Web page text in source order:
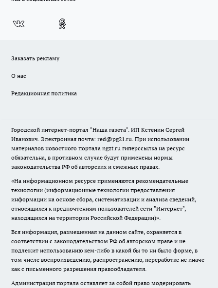
Заказать рекламу
О нас
Редакционная политика
Городской интернет-портал "Наша газета". ИП Кстенин Сергей
Иванович. Электронная почта: red@pg21.ru. При использовании
материалов новостного портала ngzt.ru гиперссылка на ресурс
обязательна, в противном случае будут применены нормы
законодательства РФ об авторских и смежных правах.
«На информационном ресурсе применяются рекомендательные
технологии (информационные технологии предоставления
информации на основе сбора, систематизации и анализа сведений,
относящихся к предпочтениям пользователей сети "Интернет",
находящихся на территории Российской Федерации)».
Вся информация, размещенная на данном сайте, охраняется в
соответствии с законодательством РФ об авторском праве и не
подлежит использованию кем-либо в какой бы то ни было форме, в
том числе воспроизведению, распространению, переработке не иначе
как с письменного разрешения правообладателя.
Администрация портала оставляет за собой право модерировать